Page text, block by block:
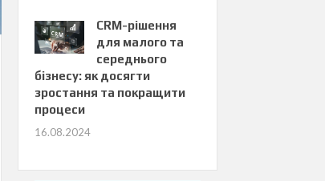
CRM-рішення
для малого та
середнього
бізнесу: як досягти
зростання та покращити
процеси
16.08.2024